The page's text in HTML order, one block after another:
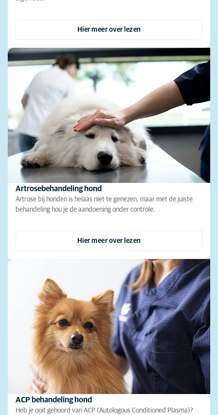
Hier meer over lezen
Artrosebehandeling hond
Artrose bij honden is helaas niet te genezen, maar met de juiste
behandeling hou je de aandoening onder controle.
Hier meer over lezen
ACP behandeling hond
Heb je ooit gehoord van ACP (Autologous Conditioned Plasma)?